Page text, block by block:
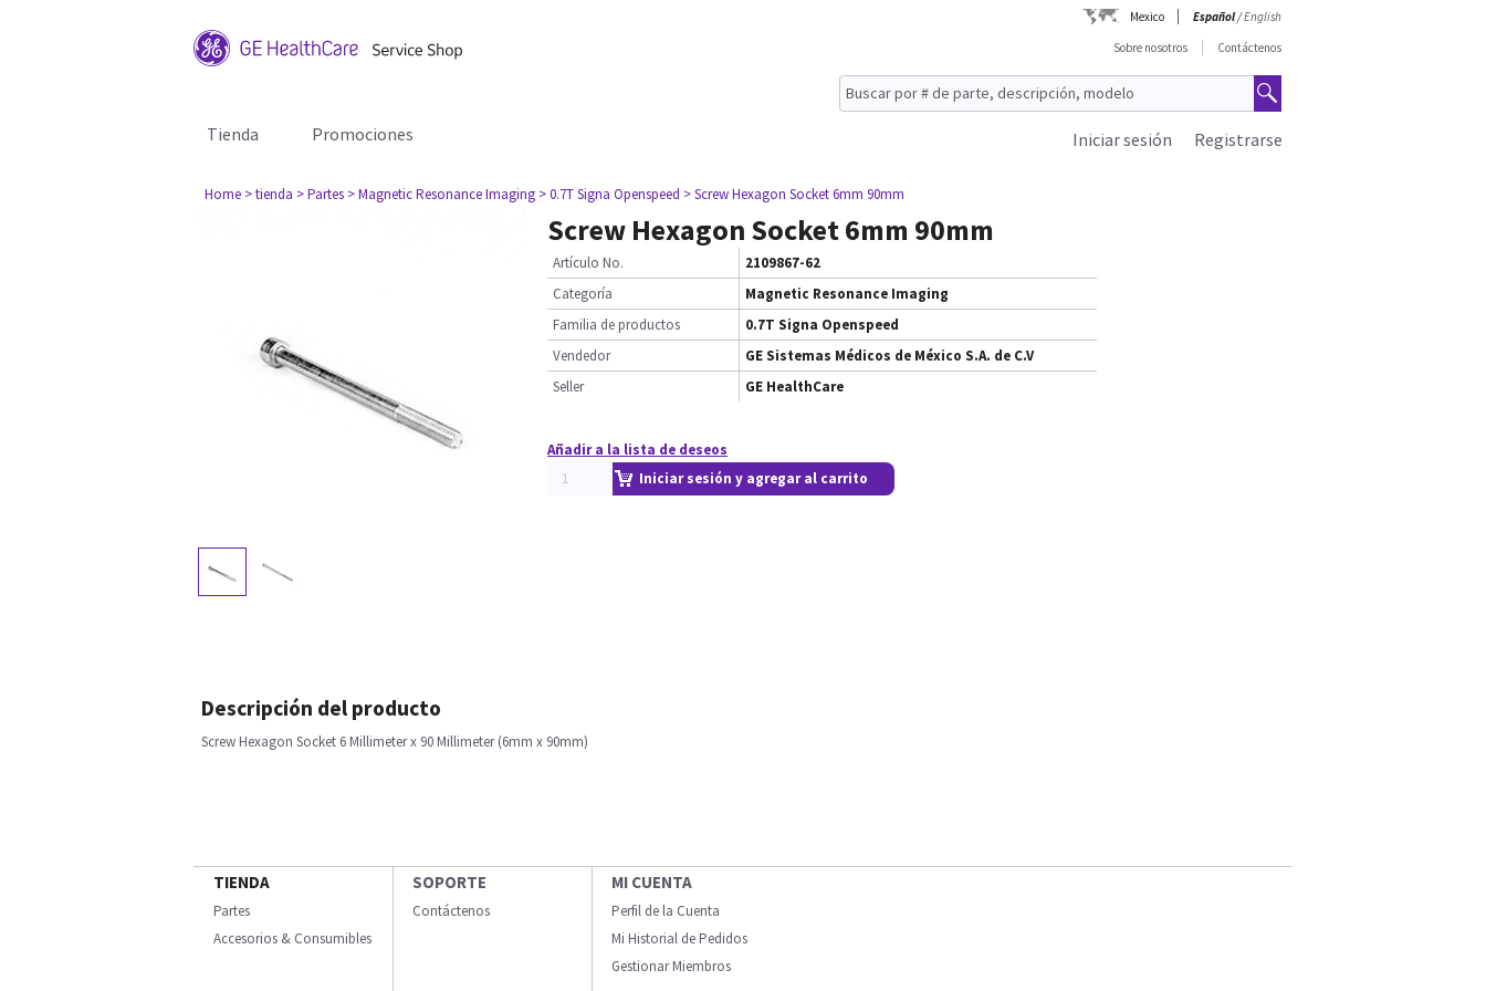
Mexico Español/English
Sobre nosotros
Contáctenos
Tienda Promociones Registrarse
Iniciar sesión
Home > tienda > Partes > Magnetic Resonance Imaging > 0.7T Signa Openspeed > Screw Hexagon Socket 6mm 90mm
Screw Hexagon Socket 6mm 90mm
Artículo No.
2109867-62
Categoría
Magnetic Resonance Imaging
Familia de productos
0.7T Signa Openspeed
Vendedor
GE Sistemas Médicos de México S.A. de C.V
Seller
GE HealthCare
Añadir a la lista de deseos
Iniciar sesión y agregar al carrito
Descripción del producto
Screw Hexagon Socket 6 Millimeter x 90 Millimeter (6mm x 90mm)
TIENDA
Partes
Accesorios & Consumibles
SOPORTE
Contáctenos
MI CUENTA
Perfil de la Cuenta
Mi Historial de Pedidos
Gestionar Miembros